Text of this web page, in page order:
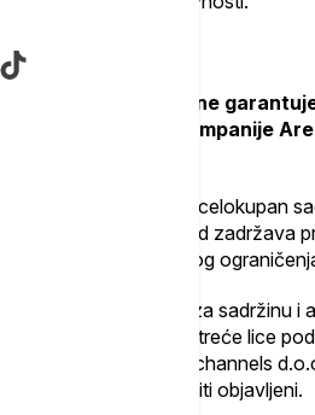
d.o.o. Beograd ne
oduku ili stav kompanije
svemu garantuje da je celokupan
d.o.o. Beograd zadržava
kao bez bilo kakvog
isključivo odgovoran za sadržinu
U tom smislu, ukoliko treće lice
štete Arena news channels
komentara koji će biti objavljeni.